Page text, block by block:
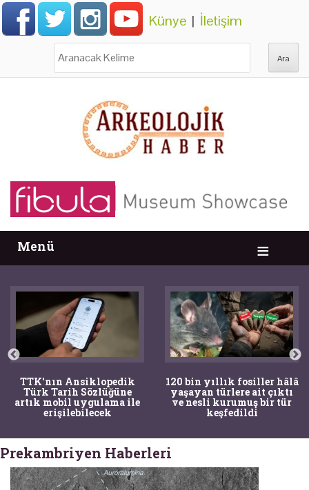
Künye | İletişim
Menü
TTK'nın Ansiklopedik
Türk Tarih Sözlüğüne
artık mobil uygulama ile
erişilebilecek
120 bin yıllık fosiller hâlâ
yaşayan türlere ait çıktı
ve nesli kurumuş bir tür
keşfedildi
Prekambriyen Haberleri